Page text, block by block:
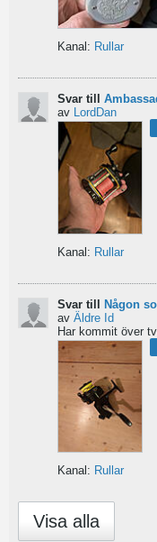
Kanal: Rullar
Svar till
av
LordDan
Kanal: Rullar
Svar till Någon som
av Äldre Id
Kanal: Rullar
Visa alla